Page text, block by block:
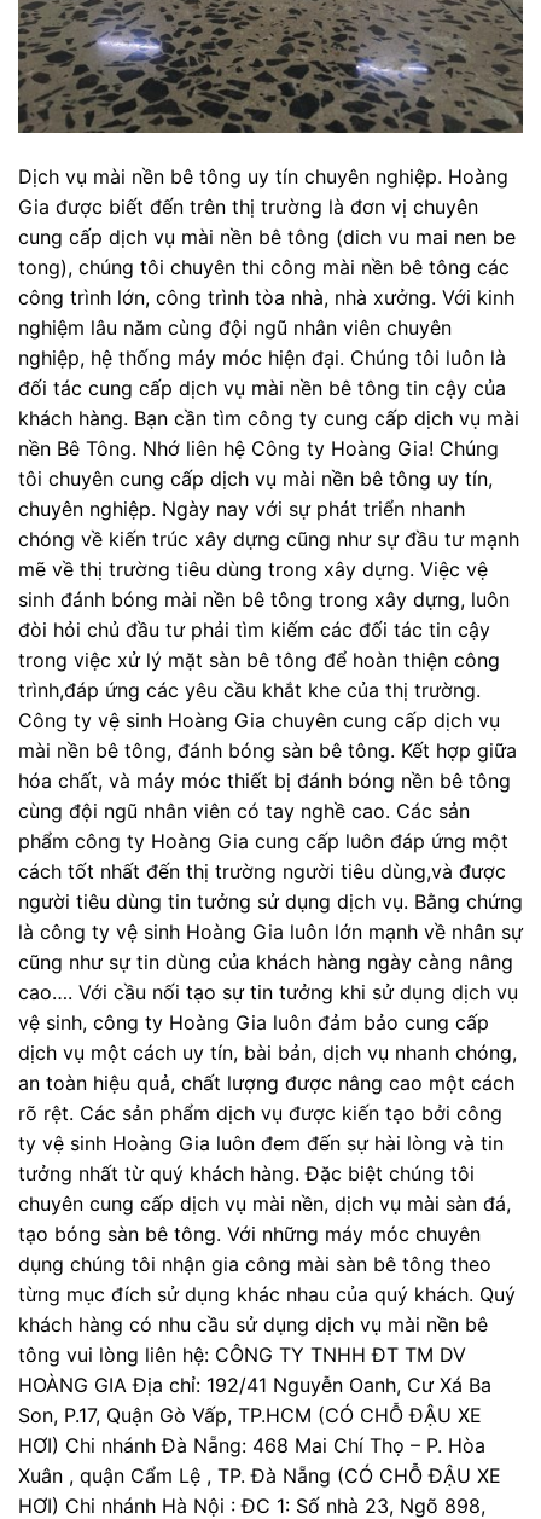
Dịch vụ mài nền bê tông uy tín chuyên nghiệp. Hoàng
Gia được biết đến trên thị trường là đơn vị chuyên
cung cấp dịch vụ mài nền bê tông (dich vu mai nen be
tong), chúng tôi chuyên thi công mài nền bê tông các
công trình lớn, công trình tòa nhà, nhà xưởng. Với kinh
nghiệm lâu năm cùng đội ngũ nhân viên chuyên
nghiệp, hệ thống máy móc hiện đại. Chúng tôi luôn là
đối tác cung cấp dịch vụ mài nền bê tông tin cậy của
khách hàng. Bạn cần tìm công ty cung cấp dịch vụ mài
nền Bê Tông. Nhớ liên hệ Công ty Hoàng Gia! Chúng
tôi chuyên cung cấp dịch vụ mài nền bê tông uy tín,
chuyên nghiệp. Ngày nay với sự phát triển nhanh
chóng về kiến trúc xây dựng cũng như sự đầu tư mạnh
mẽ về thị trường tiêu dùng trong xây dựng. Việc vệ
sinh đánh bóng mài nền bê tông trong xây dựng, luôn
đòi hỏi chủ đầu tư phải tìm kiếm các đối tác tin cậy
trong việc xử lý mặt sàn bê tông để hoàn thiện công
trình,đáp ứng các yêu cầu khắt khe của thị trường.
Công ty vệ sinh Hoàng Gia chuyên cung cấp dịch vụ
mài nền bê tông, đánh bóng sàn bê tông. Kết hợp giữa
hóa chất, và máy móc thiết bị đánh bóng nền bê tông
cùng đội ngũ nhân viên có tay nghề cao. Các sản
phẩm công ty Hoàng Gia cung cấp luôn đáp ứng một
cách tốt nhất đến thị trường người tiêu dùng,và được
người tiêu dùng tin tưởng sử dụng dịch vụ. Bằng chứng
là công ty vệ sinh Hoàng Gia luôn lớn mạnh về nhân sự
cũng như sự tin dùng của khách hàng ngày càng nâng
cao…. Với cầu nối tạo sự tin tưởng khi sử dụng dịch vụ
vệ sinh, công ty Hoàng Gia luôn đảm bảo cung cấp
dịch vụ một cách uy tín, bài bản, dịch vụ nhanh chóng,
an toàn hiệu quả, chất lượng được nâng cao một cách
rõ rệt. Các sản phẩm dịch vụ được kiến tạo bởi công
ty vệ sinh Hoàng Gia luôn đem đến sự hài lòng và tin
tưởng nhất từ quý khách hàng. Đặc biệt chúng tôi
chuyên cung cấp dịch vụ mài nền, dịch vụ mài sàn đá,
tạo bóng sàn bê tông. Với những máy móc chuyên
dụng chúng tôi nhận gia công mài sàn bê tông theo
từng mục đích sử dụng khác nhau của quý khách. Quý
khách hàng có nhu cầu sử dụng dịch vụ mài nền bê
tông vui lòng liên hệ: CÔNG TY TNHH ĐT TM DV
HOÀNG GIA Địa chỉ: 192/41 Nguyễn Oanh, Cư Xá Ba
Son, P.17, Quận Gò Vấp, TP.HCM (CÓ CHỖ ĐẬU XE
HƠI) Chi nhánh Đà Nẵng: 468 Mai Chí Thọ – P. Hòa
Xuân , quận Cẩm Lệ , TP. Đà Nẵng (CÓ CHỖ ĐẬU XE
HƠI) Chi nhánh Hà Nội : ĐC 1: Số nhà 23, Ngõ 898,